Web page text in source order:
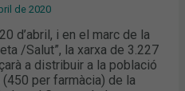
de 2020
d’abril, i en el marc de la
/Salut”, la xarxa de 3.227
a distribuir a la població
per farmàcia) de la